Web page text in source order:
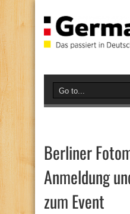
Berliner
Anmeldung
zum Event